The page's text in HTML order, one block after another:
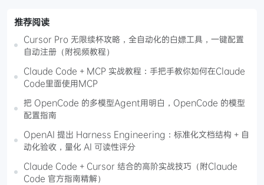
推荐阅读
Cursor Pro 无限续杯攻略，全自动化的白嫖工具，一键配置
自动注册（附视频教程）
Claude Code + MCP 实战教程：手把手教你如何在Claude
Code里面使用MCP
把 OpenCode 的多模型Agent用明白，OpenCode 的模型
配置指南
OpenAI 提出 Harness Engineering：标准化文档结构 + 自
动化验收，量化 AI 可读性评分
Claude Code + Cursor 结合的高阶实战技巧（附Claude
Code 官方指南精解）